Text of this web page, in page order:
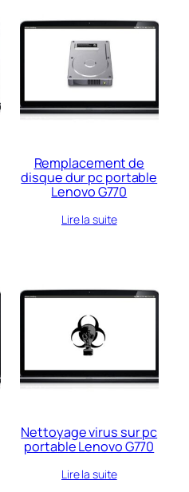
Remplacement de
disque dur pc portable
Lenovo G770
Lire la suite
Nettoyage virus sur pc
portable Lenovo G770
Lire la suite